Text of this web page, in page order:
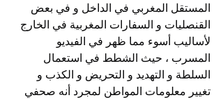
المستقل المغربي في الداخل و في بعض
القنصليات و السفارات المغربية في الخارج
لأساليب أسوء مما ظهر في الفيديو
المسرب ، حيث الشطط في استعمال
السلطة و التهديد و التحريض و الكذب و
تغيير معلومات المواطن لمجرد أنه صحفي